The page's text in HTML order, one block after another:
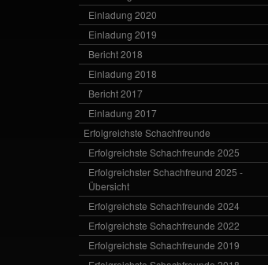
Einladung 2020
Einladung 2019
Bericht 2018
Einladung 2018
Bericht 2017
Einladung 2017
Erfolgreichste Schachfreunde
Erfolgreichste Schachfreunde 2025
Erfolgreichster Schachfreund 2025 -
Übersicht
Erfolgreichste Schachfreunde 2024
Erfolgreichste Schachfreunde 2022
Erfolgreichste Schachfreunde 2019